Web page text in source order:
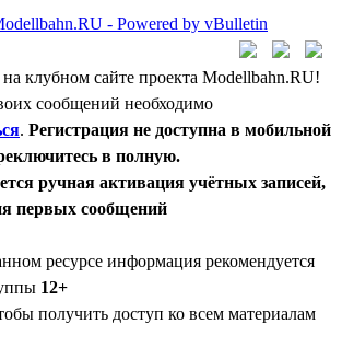
клубном сайте проекта Modellbahn.RU!
сообщений необходимо
. Регистрация не доступна в мобильной
в полную.
ручная активация учётных записей,
первых сообщений
ресурсе информация рекомендуется
12+
получить доступ ко всем материалам